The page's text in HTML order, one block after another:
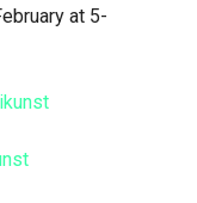
at 5-